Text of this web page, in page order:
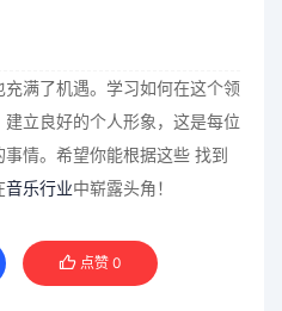
满了机遇。学习如何在这个领
立良好的个人形象，这是每位
情。希望你能根据这些 找到
音乐行业中崭露头角！
点赞 0